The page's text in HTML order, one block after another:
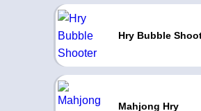
Hry Bubble
Mahjong Hry